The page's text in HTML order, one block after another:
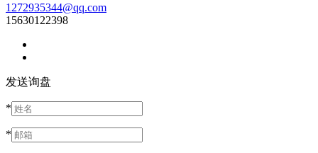
1272935344@qq.com
15630122398
发送询盘
*
*